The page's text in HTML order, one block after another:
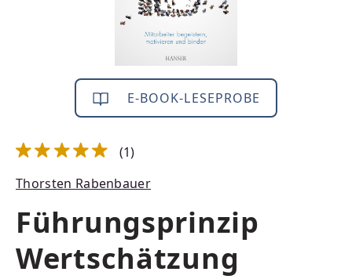
E-BOOK-LESEPROBE
(1)
Thorsten Rabenbauer
Führungsprinzip
Wertschätzung